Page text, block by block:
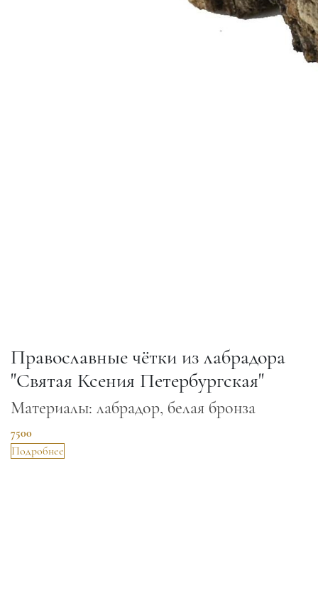
Православные чётки из лабрадора
"Святая Ксения Петербургская"
Материалы: лабрадор, белая бронза
7500
Подробнее